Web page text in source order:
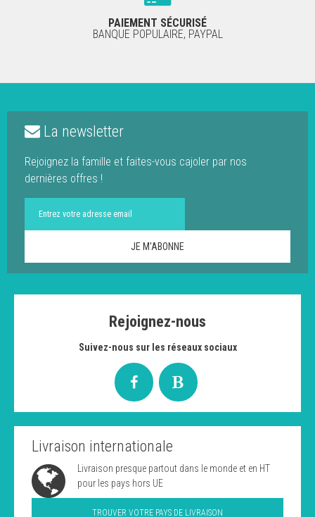
PAIEMENT SÉCURISÉ
BANQUE POPULAIRE, PAYPAL
La newsletter
Rejoignez la famille et faites-vous cajoler par nos
dernières offres !
Rejoignez-nous
Suivez-nous sur les réseaux sociaux
Livraison internationale
Livraison presque partout dans le monde et en HT
pour les pays hors UE
TROUVER VOTRE PAYS DE LIVRAISON